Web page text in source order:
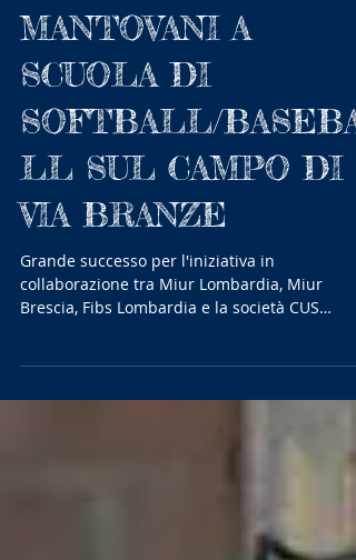
BRESCIANI E
MANTOVANI A
SCUOLA DI
SOFTBALL/BASEBA
LL SUL CAMPO DI
VIA BRANZE
Grande successo per l'iniziativa in